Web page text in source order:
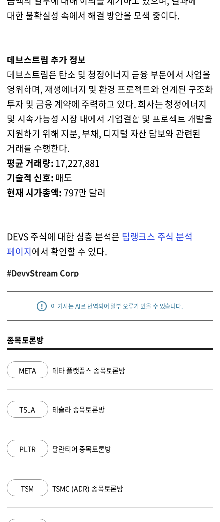
대한 불확실성 속에서 해결 방안을 모색 중이다.
데브스트림 추가 정보
데브스트림은 탄소 및 청정에너지 금융 부문에서 사업을
영위하며, 재생에너지 및 환경 프로젝트와 연계된 구조화
투자 및 금융 계약에 주력하고 있다. 회사는 청정에너지
및 지속가능성 시장 내에서 기업결합 및 프로젝트 개발을
지원하기 위해 지분, 부채, 디지털 자산 담보와 관련된
거래를 수행한다.
평균 거래량: 17,227,881
기술적 신호: 매도
현재 시가총액:797만 달러
DEVS 주식에 대한 심층 분석은 팁랭크스 주식 분석
페이지에서 확인할 수 있다.
#DevvStream Corp
이 기사는 AI로 번역되어 일부 오류가 있을 수 있습니다.
종목토론방
NVDA 엔비디아 종목토론방
MSFT 마이크로소프트 종목토론방
AAPL 애플 종목토론방
AMZN 아마존 닷컴 종목토론방